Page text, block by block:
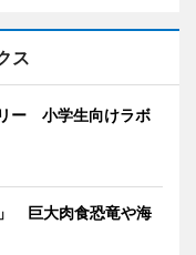
ス
ー 小学生向けラボ
巨大肉食恐竜や海